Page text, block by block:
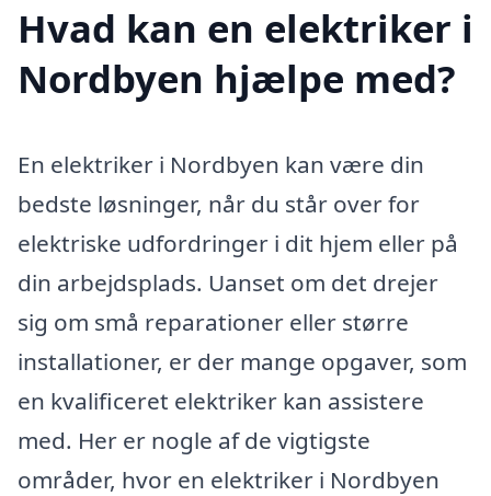
Hvad kan en elektriker i
Nordbyen hjælpe med?
En elektriker i Nordbyen kan være din
bedste løsninger, når du står over for
elektriske udfordringer i dit hjem eller på
din arbejdsplads. Uanset om det drejer
sig om små reparationer eller større
installationer, er der mange opgaver, som
en kvalificeret elektriker kan assistere
med. Her er nogle af de vigtigste
områder, hvor en elektriker i Nordbyen